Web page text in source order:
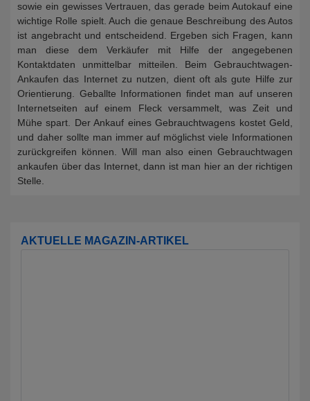
sowie ein gewisses Vertrauen, das gerade beim Autokauf eine
wichtige Rolle spielt. Auch die genaue Beschreibung des Autos
ist angebracht und entscheidend. Ergeben sich Fragen, kann
man diese dem Verkäufer mit Hilfe der angegebenen
Kontaktdaten unmittelbar mitteilen. Beim Gebrauchtwagen-
Ankaufen das Internet zu nutzen, dient oft als gute Hilfe zur
Orientierung. Geballte Informationen findet man auf unseren
Internetseiten auf einem Fleck versammelt, was Zeit und
Mühe spart. Der Ankauf eines Gebrauchtwagens kostet Geld,
und daher sollte man immer auf möglichst viele Informationen
zurückgreifen können. Will man also einen Gebrauchtwagen
ankaufen über das Internet, dann ist man hier an der richtigen
Stelle.
AKTUELLE MAGAZIN-ARTIKEL